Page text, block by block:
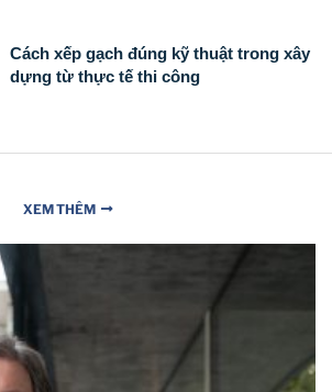
Cách xếp gạch đúng kỹ thuật trong xây
dựng từ thực tế thi công
XEM THÊM